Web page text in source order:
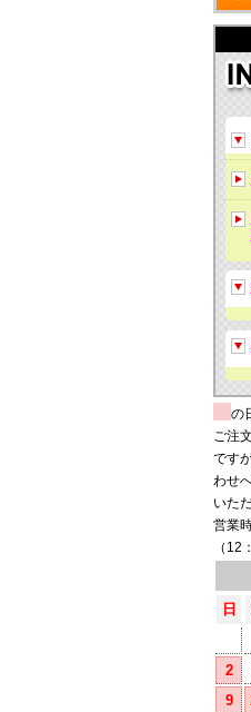
の
ご注
です
わせ
いた
営業
（12
日
2
9